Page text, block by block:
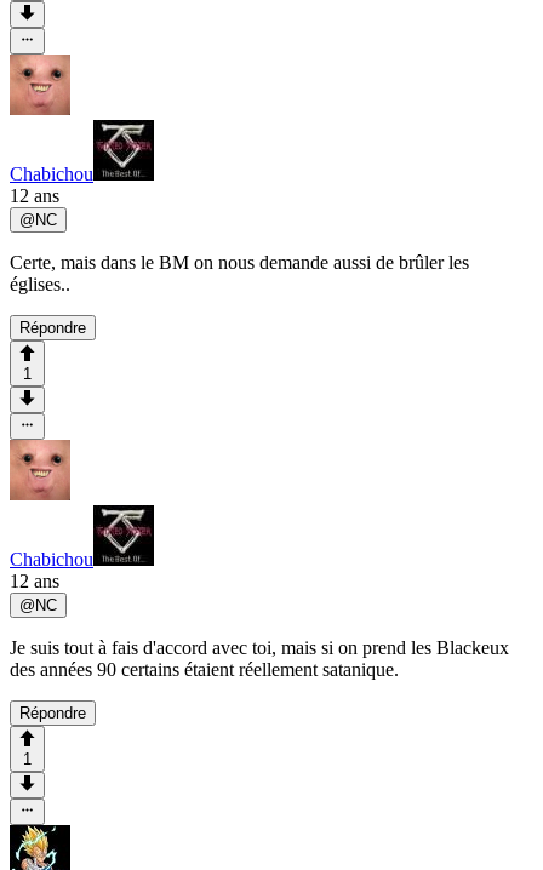
Chabichou
12 ans
@ NC
Certe, mais dans le BM on nous demande aussi de brûler les
églises..
Répondre
1
Chabichou
12 ans
@ NC
Je suis tout à fais d'accord avec toi, mais si on prend les Blackeux
des années 90 certains étaient réellement satanique.
Répondre
1